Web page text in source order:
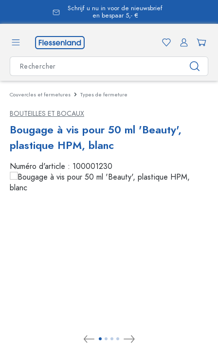
Schrijf u nu in voor de nieuwsbrief
en bespaar 5,- €
Couvercles et fermetures Types de fermeture
BOUTEILLES ET BOCAUX
Bougage à vis pour 50 ml 'Beauty',
plastique HPM, blanc
Numéro d'article : 100001230